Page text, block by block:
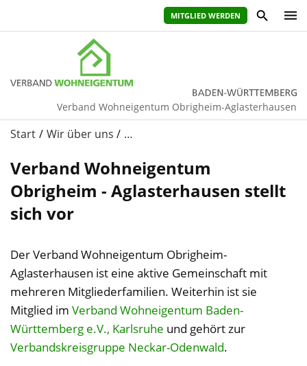
MITGLIED WERDEN
Verband Wohneigentum Obrigheim-Aglasterhausen
Start Wir über uns …
Verband Wohneigentum
Obrigheim - Aglasterhausen stellt
sich vor
Der Verband Wohneigentum Obrigheim-
Aglasterhausen ist eine aktive Gemeinschaft mit
mehreren Mitgliederfamilien. Weiterhin ist sie
Mitglied im Verband Wohneigentum Baden-
Württemberg e.V., Karlsruhe und gehört zur
Verbandskreisgruppe Neckar-Odenwald.